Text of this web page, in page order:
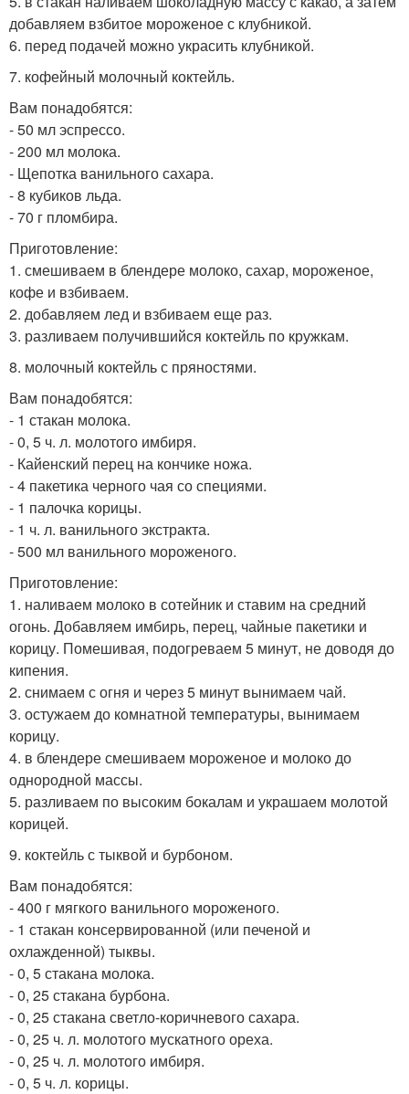
добавляем взбитое мороженое с клубникой.
6. перед подачей можно украсить клубникой.
7. кофейный молочный коктейль.
Вам понадобятся:
- 50 мл эспрессо.
- 200 мл молока.
- Щепотка ванильного сахара.
- 8 кубиков льда.
- 70 г пломбира.
Приготовление:
1. смешиваем в блендере молоко, сахар, мороженое,
кофе и взбиваем.
2. добавляем лед и взбиваем еще раз.
3. разливаем получившийся коктейль по кружкам.
8. молочный коктейль с пряностями.
Вам понадобятся:
- 1 стакан молока.
- 0, 5 ч. л. молотого имбиря.
- Кайенский перец на кончике ножа.
- 4 пакетика черного чая со специями.
- 1 палочка корицы.
- 1 ч. л. ванильного экстракта.
- 500 мл ванильного мороженого.
Приготовление:
1. наливаем молоко в сотейник и ставим на средний
огонь. Добавляем имбирь, перец, чайные пакетики и
корицу. Помешивая, подогреваем 5 минут, не доводя до
кипения.
2. снимаем с огня и через 5 минут вынимаем чай.
3. остужаем до комнатной температуры, вынимаем
корицу.
4. в блендере смешиваем мороженое и молоко до
однородной массы.
5. разливаем по высоким бокалам и украшаем молотой
корицей.
9. коктейль с тыквой и бурбоном.
Вам понадобятся:
- 400 г мягкого ванильного мороженого.
- 1 стакан консервированной (или печеной и
охлажденной) тыквы.
- 0, 5 стакана молока.
- 0, 25 стакана бурбона.
- 0, 25 стакана светло-коричневого сахара.
- 0, 25 ч. л. молотого мускатного ореха.
- 0, 25 ч. л. молотого имбиря.
- 0, 5 ч. л. корицы.